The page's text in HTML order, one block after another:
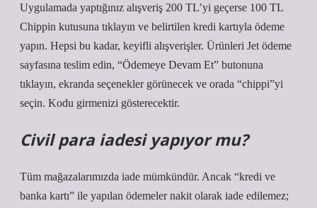
Uygulamada yaptığınız alışveriş 200 TL’yi geçerse 100 TL
Chippin kutusuna tıklayın ve belirtilen kredi kartıyla ödeme
yapın. Hepsi bu kadar, keyifli alışverişler. Ürünleri Jet ödeme
sayfasına teslim edin, “Ödemeye Devam Et” butonuna
tıklayın, ekranda seçenekler görünecek ve orada “chippi”yi
seçin. Kodu girmenizi gösterecektir.
Civil para iadesi yapıyor mu?
Tüm mağazalarımızda iade mümkündür. Ancak “kredi ve
banka kartı” ile yapılan ödemeler nakit olarak iade edilemez;